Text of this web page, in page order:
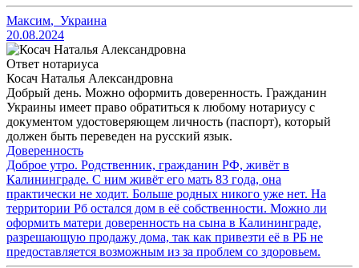
Максим, Украина
20.08.2024
Ответ нотариуса
Косач Наталья Александровна
Добрый день. Можно оформить доверенность. Гражданин
Украины имеет право обратиться к любому нотариусу с
документом удостоверяющем личность (паспорт), который
должен быть переведен на русский язык.
Доверенность
Доброе утро. Родственник, гражданин РФ, живёт в
Калининграде. С ним живёт его мать 83 года, она
практически не ходит. Больше родных никого уже нет. На
территории Рб остался дом в её собственности. Можно ли
оформить матери доверенность на сына в Калининграде,
разрешающую продажу дома, так как привезти её в РБ не
предоставляется возможным из за проблем со здоровьем.